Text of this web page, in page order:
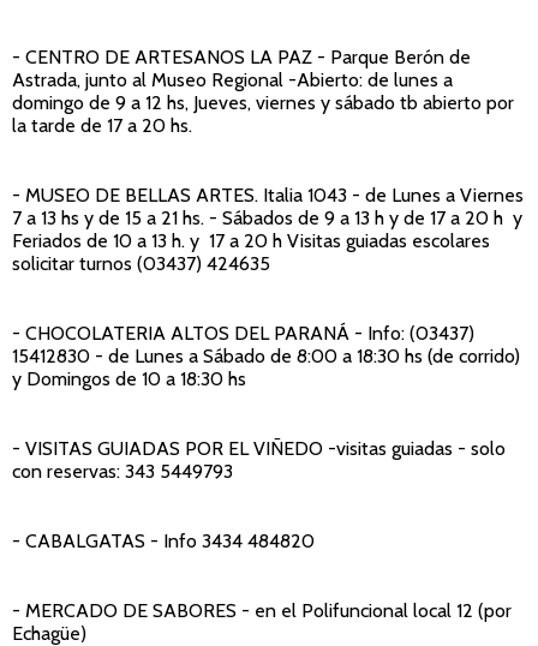
- CENTRO DE ARTESANOS LA PAZ - Parque Berón de
Astrada, junto al Museo Regional -Abierto: de lunes a
domingo de 9 a 12 hs, Jueves, viernes y sábado tb abierto por
la tarde de 17 a 20 hs.
- MUSEO DE BELLAS ARTES. Italia 1043 - de Lunes a Viernes
7 a 13 hs y de 15 a 21 hs. - Sábados de 9 a 13 h y de 17 a 20 h y
Feriados de 10 a 13 h. y 17 a 20 h Visitas guiadas escolares
solicitar turnos (03437) 424635
- CHOCOLATERIA ALTOS DEL PARANÁ - Info: (03437)
15412830 - de Lunes a Sábado de 8:00 a 18:30 hs (de corrido)
y Domingos de 10 a 18:30 hs
- VISITAS GUIADAS POR EL VIÑEDO -visitas guiadas - solo
con reservas: 343 5449793
- CABALGATAS - Info 3434 484820
- MERCADO DE SABORES - en el Polifuncional local 12 (por
Echagüe)